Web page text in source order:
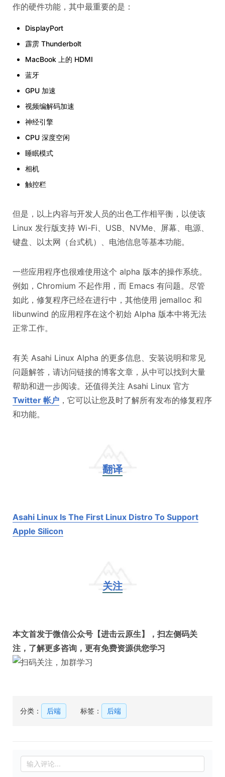
作的硬件功能，其中最重要的是：
DisplayPort
霹雳 Thunderbolt
MacBook 上的 HDMI
蓝牙
GPU 加速
视频编解码加速
神经引擎
CPU 深度空闲
睡眠模式
相机
触控栏
但是，以上内容与开发人员的出色工作相平衡，以使该
Linux 发行版支持 Wi-Fi、USB、NVMe、屏幕、电源、
键盘、以太网（台式机）、电池信息等基本功能。
一些应用程序也很难使用这个 alpha 版本的操作系统。
例如，Chromium 不起作用，而 Emacs 有问题。尽管
如此，修复程序已经在进行中，其他使用 jemalloc 和
libunwind 的应用程序在这个初始 Alpha 版本中将无法
正常工作。
有关 Asahi Linux Alpha 的更多信息、安装说明和常见
问题解答，请访问链接的博客文章，从中可以找到大量
帮助和进一步阅读。还值得关注 Asahi Linux 官方
Twitter 帐户 ，它可以让您及时了解所有发布的修复程序
和功能。
翻译
Asahi Linux Is The First Linux Distro To Support
Apple Silicon
关注
本文首发于微信公众号【进击云原生】，扫左侧码关
注，了解更多咨询，更有免费资源供您学习
分类： 后端 标签： 后端